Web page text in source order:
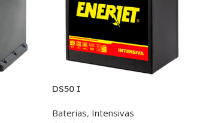
DS50 I
Baterias, Intensivas